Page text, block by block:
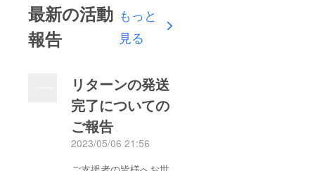
最新の活動
報告
もっと
見る
リターンの発送
完了についての
ご報告
2023/05/06 21:56